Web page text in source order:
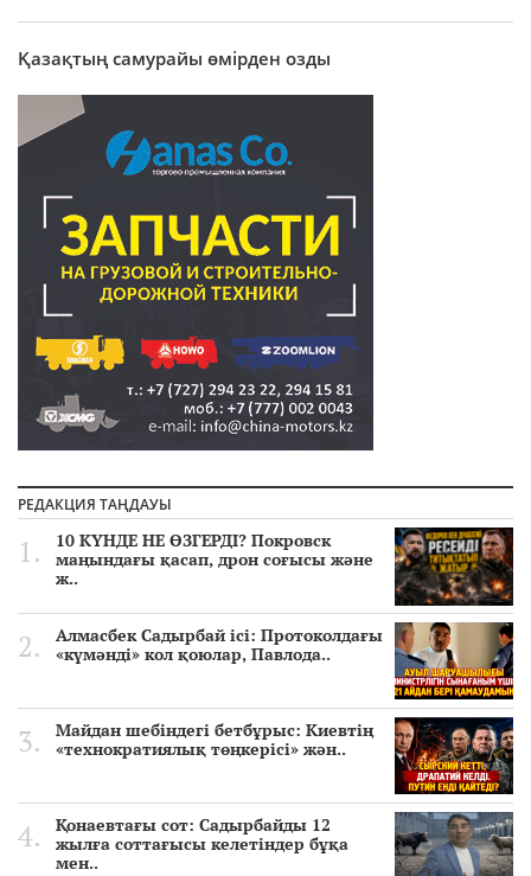
Қазақтың самурайы өмірден озды
РЕДАКЦИЯ ТАҢДАУЫ
10 КҮНДЕ НЕ ӨЗГЕРДІ? Покровск
маңындағы қасап, дрон соғысы және
ж..
Алмасбек Садырбай ісі: Протоколдағы
«күмәнді» кол қоюлар, Павлода..
Майдан шебіндегі бетбұрыс: Киевтің
«технократиялық төңкерісі» жән..
Қонаевтағы сот: Садырбайды 12
жылға соттағысы келетіндер бұқа
мен..